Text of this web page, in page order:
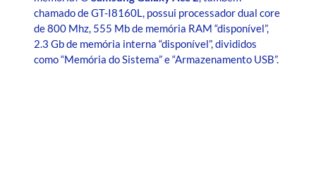
chamado de GT-I8160L, possui processador dual core
de 800 Mhz, 555 Mb de memória RAM “disponível”,
2.3 Gb de memória interna “disponível”, divididos
como “Memória do Sistema” e “Armazenamento USB”.